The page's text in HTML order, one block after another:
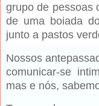
grupo de pessoas
de uma boiada
junto a pastos
Nos­sos
co­municar-se
mas e nós,